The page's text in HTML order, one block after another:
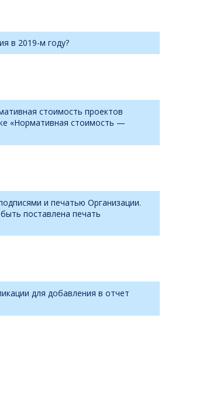
в 2019-м году?
стоимость проектов
«Нормативная стоимость —
и печатью Организации.
поставлена печать
для добавления в отчет